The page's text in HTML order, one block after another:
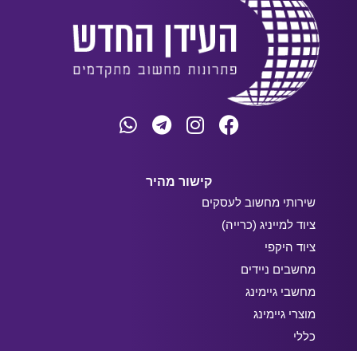
קישור מהיר
שירותי מחשוב לעסקים
ציוד למייניג (כרייה)
ציוד היקפי
מחשבים ניידים
מחשבי גיימינג
מוצרי גיימינג
כללי